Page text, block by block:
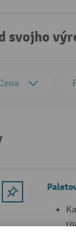
svojho